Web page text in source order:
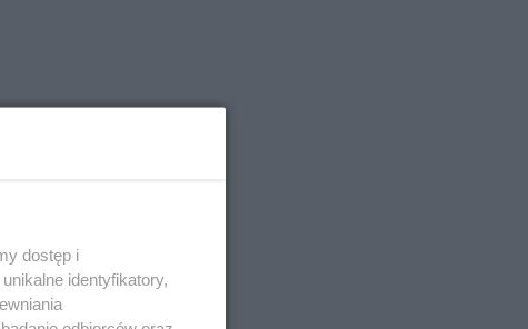
dostęp i
identyfikatory,